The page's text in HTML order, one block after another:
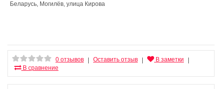
Беларусь, Могилёв, улица Кирова
0 отзывов Оставить отзыв В заметки
В сравнение